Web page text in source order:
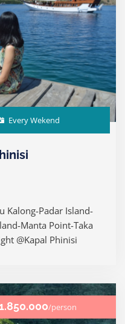
Every Wekend
Kalong-Padar Island-
Manta Point-Taka
@Kapal Phinisi
/person